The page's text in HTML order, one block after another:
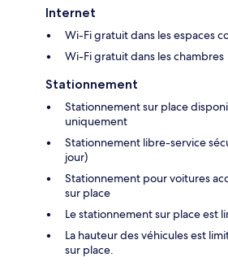
Internet
Wi-Fi gratuit dans les espaces
Wi-Fi gratuit dans les chambres
Stationnement
Stationnement sur place
uniquement
Stationnement libre-service
jour)
Stationnement pour voitures
sur place
Le stationnement sur place est
La hauteur des véhicules est
sur place.